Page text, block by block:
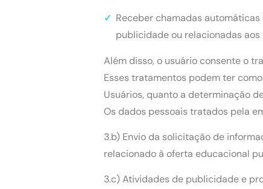
Receber chamadas
publicidade ou relacionadas
Além disso, o usuário consente o
Esses tratamentos podem ter
Usuários, quanto a determinação
Os dados pessoais tratados pela
3.b) Envio da solicitação de
relacionado à oferta educacional
3.c) Atividades de publicidade e